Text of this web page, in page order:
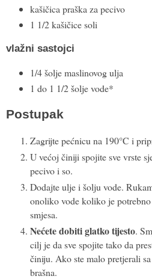
kašičica praška za pecivo
1 1/2 kašičice soli
vlažni sastojci
1/4 šolje maslinovog ulja
1 do 1 1/2 šolje vode*
Postupak
Zagrijte pećnicu na 190°C i
U većoj činiji spojite sve vrste
pecivo i so.
Dodajte ulje i šolju vode.
onoliko vode koliko je
smjesa.
Nećete dobiti glatko tijesto.
cilj je da sve spojite tako da
činiju. Ako ste malo pretjerali
brašna.